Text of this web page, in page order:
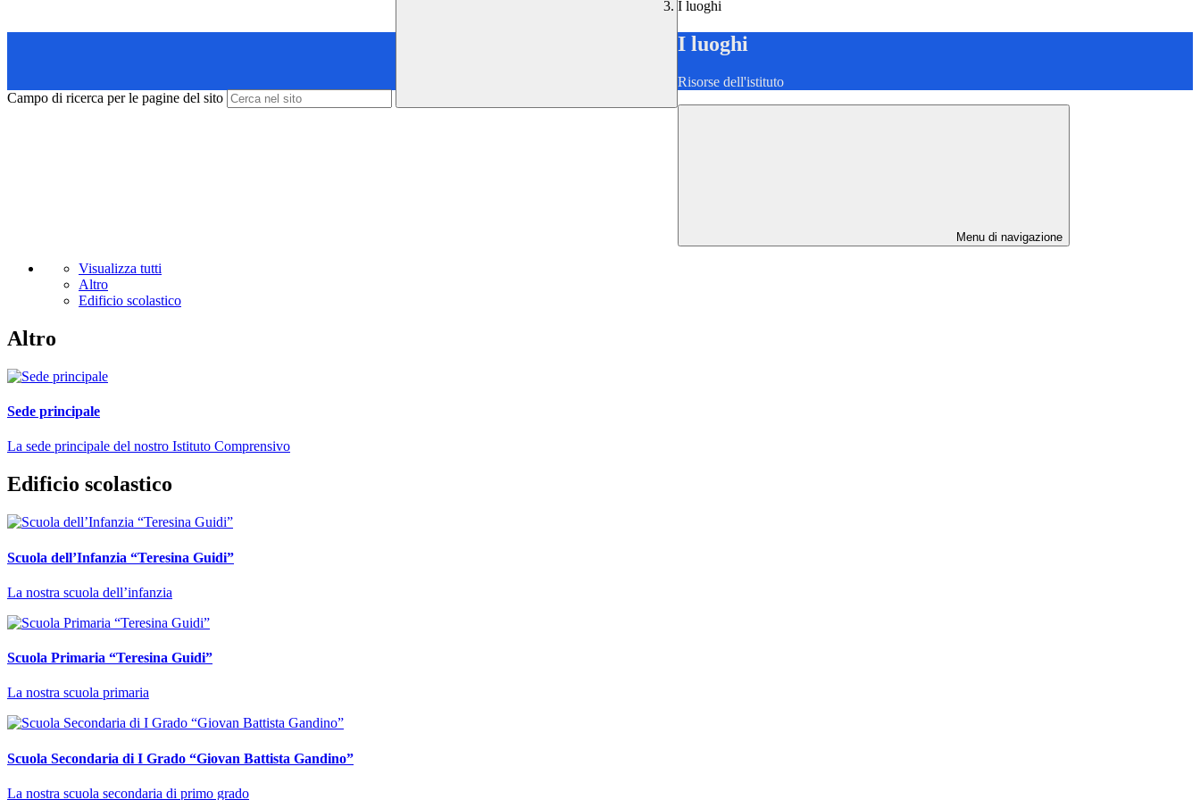
Campo di ricerca per le pagine del sito
I luoghi
I luoghi
Risorse dell'istituto
Menu di navigazione
Visualizza tutti
Altro
Edificio scolastico
Altro
Sede principale
La sede principale del nostro Istituto Comprensivo
Edificio scolastico
Scuola dell’Infanzia “Teresina Guidi”
La nostra scuola dell’infanzia
Scuola Primaria “Teresina Guidi”
La nostra scuola primaria
Scuola Secondaria di I Grado “Giovan Battista Gandino”
La nostra scuola secondaria di primo grado